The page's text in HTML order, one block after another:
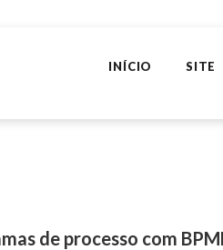
INÍCIO SITE
de processo com